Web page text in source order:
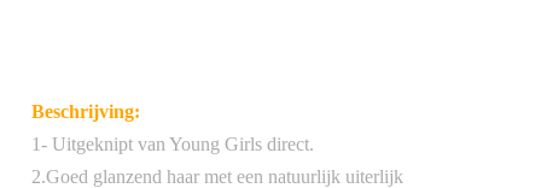
Beschrijving:
1- Uitgeknipt van Young Girls direct.
2.Goed glanzend haar met een natuurlijk uiterlijk